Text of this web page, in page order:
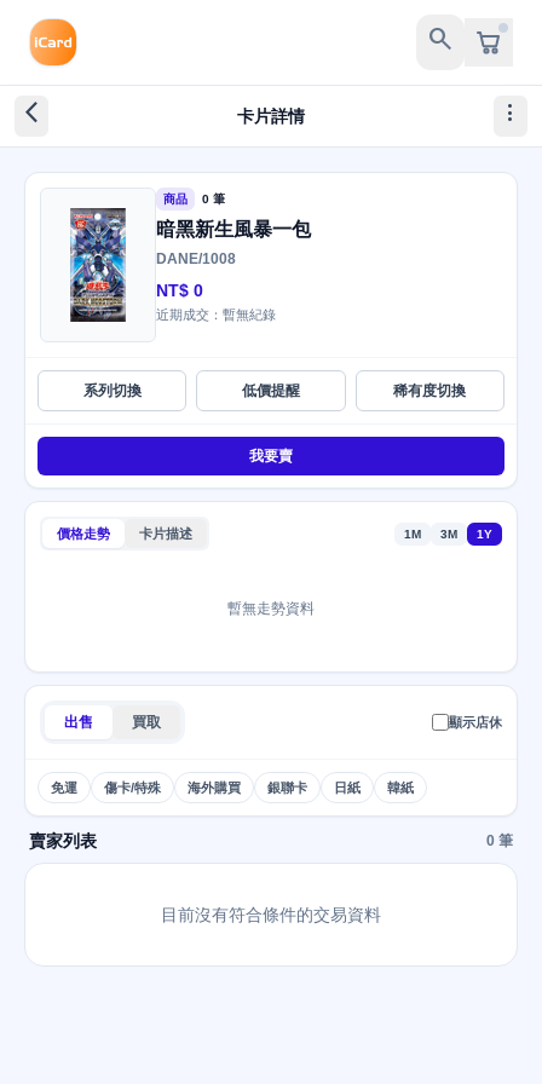
search
arrow_back_ios_new 卡片詳情 more_vert
商品 0 筆
暗黑新生風暴一包
DANE/1008
NT$ 0
近期成交：暫無紀錄
系列切換 低價提醒 稀有度切換
我要賣
價格走勢 卡片描述 1M 3M 1Y
暫無走勢資料
出售 買取 顯示店休
免運 傷卡/特殊 海外購買 銀聯卡 日紙 韓紙
賣家列表 0 筆
目前沒有符合條件的交易資料